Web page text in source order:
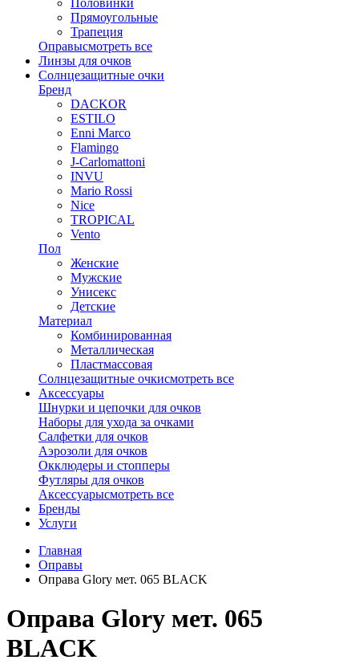
Прямоугольные
Трапеция
Оправысмотреть все
Линзы для очков
Солнцезащитные очки
Бренд
DACKOR
ESTILO
Enni Marco
Flamingo
J-Carlomattoni
INVU
Mario Rossi
Nice
TROPICAL
Vento
Пол
Женские
Мужские
Унисекс
Детские
Материал
Комбинированная
Металлическая
Пластмассовая
Солнцезащитные очкисмотреть все
Аксессуары
Шнурки и цепочки для очков
Наборы для ухода за очками
Салфетки для очков
Аэрозоли для очков
Окклюдеры и стопперы
Футляры для очков
Аксессуарысмотреть все
Бренды
Услуги
Главная
Оправы
Оправа Glory мет. 065 BLACK
Оправа Glory мет. 065
BLACK